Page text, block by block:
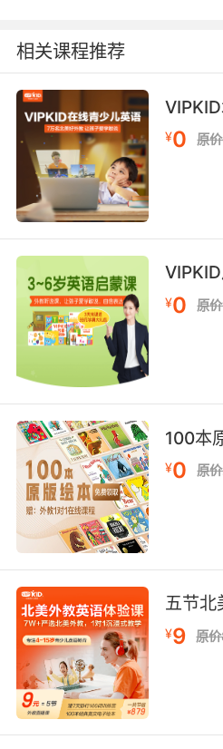
表示一个、would表示会
意志、there表示那里、
在线听英语单词第二部分：
who意思是谁、make意
何时、can意思是可以、
意思是外面的、other意
此、what意思是什么、
是向上、go意思是离去
than意思是比、into意思
以、state意思是状态、
思是新的、year意思是
思是知道、see意思是看
get意思是获得、like意思
么、first意思是首先、any
在线听英语单词第三部分：
work其意为工作、now其
可能、such其意为这种、
其意为上面的、think其意
数的、even其意为偶数
其意为白天、also其意
way其意为方式、many
相关课程推荐
¥0 原
¥0 原
100本
¥0 原
五节北
¥9 原